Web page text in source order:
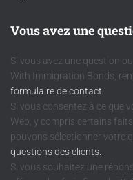
Vous avez une
Si vous avez une question
With Immigration Bonds,
formulaire de contact
Si vous consentez à ce que
Web, y compris certains
pouvons sélectionner votre
questions des clients.
Si vous souhaitez une